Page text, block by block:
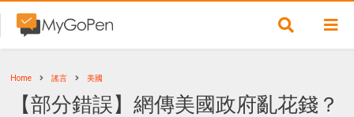
Home 謠言 美國
【部分錯誤】網傳美國政府亂花錢？